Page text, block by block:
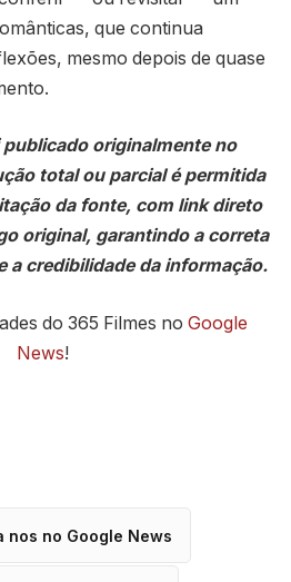
que continua
mesmo depois de quase
originalmente no
total ou parcial é permitida
da fonte, com link direto
original, garantindo a correta
a credibilidade da informação.
do 365 Filmes no Google
News!
nos no Google News